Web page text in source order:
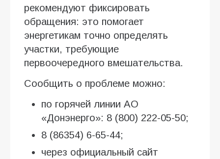
рекомендуют фиксировать
обращения: это помогает
энергетикам точно определять
участки, требующие
первоочередного вмешательства.
Сообщить о проблеме можно:
по горячей линии АО
«Донэнерго»: 8 (800) 222-05-50;
8 (86354) 6-65-44;
через официальный сайт